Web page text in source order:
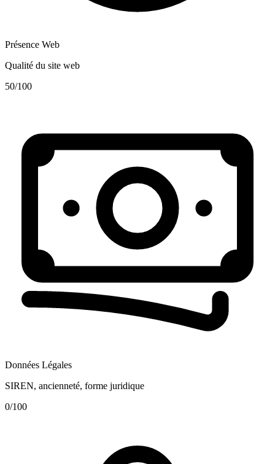
Présence Web
Qualité du site web
50/100
Données Légales
SIREN, ancienneté, forme juridique
0/100